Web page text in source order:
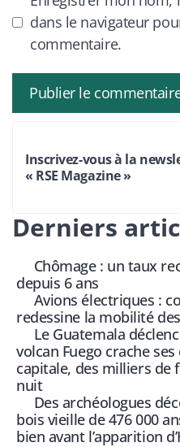
dans le navigateur
commentaire.
Inscrivez-vous à la
« RSE Magazine »
Derniers
Chômage : un taux
depuis 6 ans
Avions électriques :
redessine la mobilité
Le Guatemala
volcan Fuego crache
capitale, des milliers de
nuit
Des archéologues
bois vieille de 476 000
bien avant l’apparition